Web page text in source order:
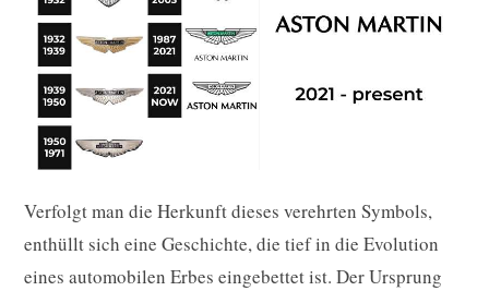
Verfolgt man die Herkunft dieses verehrten Symbols,
enthüllt sich eine Geschichte, die tief in die Evolution
eines automobilen Erbes eingebettet ist. Der Ursprung